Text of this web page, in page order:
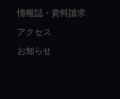
情報誌・資料請求
アクセス
お知らせ